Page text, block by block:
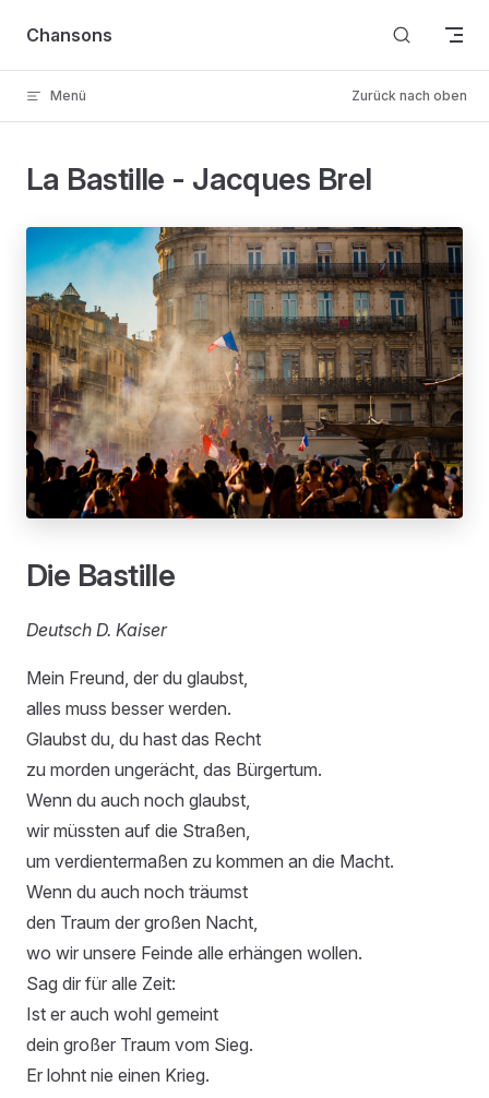
Skip to content
Chansons
Menü Zurück nach oben
La Bastille - Jacques Brel
Die Bastille
Deutsch D. Kaiser
Mein Freund, der du glaubst,
alles muss besser werden.
Glaubst du, du hast das Recht
zu morden ungerächt, das Bürgertum.
Wenn du auch noch glaubst,
wir müssten auf die Straßen,
um verdientermaßen zu kommen an die Macht.
Wenn du auch noch träumst
den Traum der großen Nacht,
wo wir unsere Feinde alle erhängen wollen.
Sag dir für alle Zeit:
Ist er auch wohl gemeint
dein großer Traum vom Sieg.
Er lohnt nie einen Krieg.